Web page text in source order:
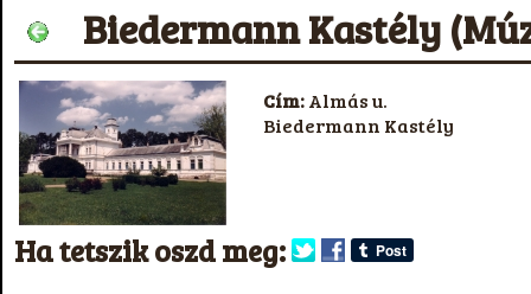
Biedermann Kastély
Cím:Almás u.
Biedermann Kastély
Ha tetszik oszd meg: